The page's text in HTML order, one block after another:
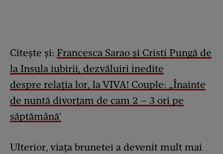
Citește și: Francesca Sarao și Cristi Pungă de
la Insula iubirii, dezvăluiri inedite
despre relația lor, la VIVA! Couple: „Înainte
de nuntă divorțam de cam 2 – 3 ori pe
săptămână'
Ulterior, viața brunetei a devenit mult mai